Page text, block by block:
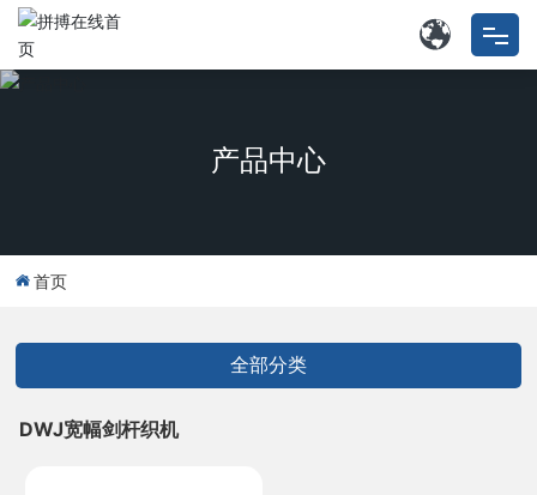
关于我们
拼搏(中国)
产品中心
首页
全部分类
DWJ宽幅剑杆织机